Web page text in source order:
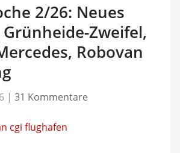
2/26: Neues
Grünheide-Zweifel,
Robovan
| 31 Kommentare